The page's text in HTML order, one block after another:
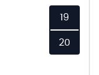
19
20